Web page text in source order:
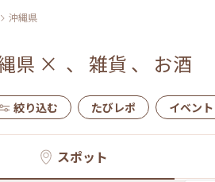
沖縄県
県 × 、 雑貨 、 お酒
絞り込む たびレポ イベント
スポット